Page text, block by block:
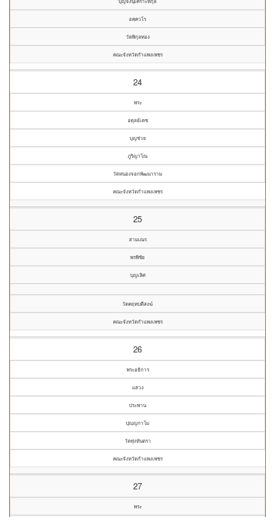
อคฺควโร
วัดพิกุลทอง
คณะจังหวัดกำแพงเพชร
24
พระ
อดุลย์เดช
บุญช่วย
ภูริญาโณ
วัดหนองจอกพัฒนาราม
คณะจังหวัดกำแพงเพชร
25
สามเณร
พรพิชัย
บุญเลิศ
วัดคฤหบดีสงฆ์
คณะจังหวัดกำแพงเพชร
26
พระอธิการ
แสวง
ประพาน
ปุญฺญกาโม
วัดทุ่งหันตรา
คณะจังหวัดกำแพงเพชร
27
พระ